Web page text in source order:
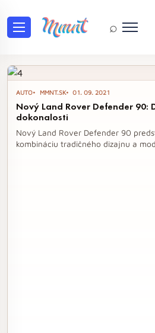
⌕
Tag: Land Rover
AUTO MMNT.SK 01. 09. 2021
Nový Land Rover Defender 90:
dokonalosti
Nový Land Rover Defender 90
kombináciu tradičného dizajnu a